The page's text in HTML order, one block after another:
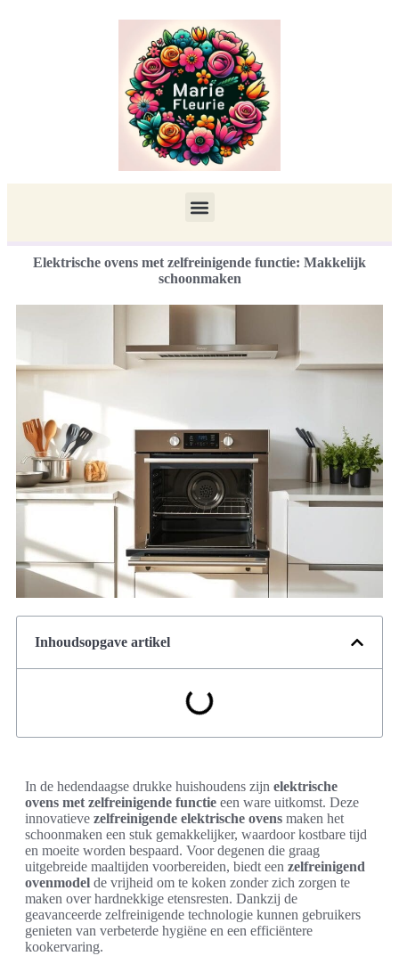
Elektrische ovens met zelfreinigende functie: Makkelijk
schoonmaken
Inhoudsopgave artikel
In de hedendaagse drukke huishoudens zijn elektrische
ovens met zelfreinigende functie een ware uitkomst. Deze
innovatieve zelfreinigende elektrische ovens maken het
schoonmaken een stuk gemakkelijker, waardoor kostbare tijd
en moeite worden bespaard. Voor degenen die graag
uitgebreide maaltijden voorbereiden, biedt een zelfreinigend
ovenmodel de vrijheid om te koken zonder zich zorgen te
maken over hardnekkige etensresten. Dankzij de
geavanceerde zelfreinigende technologie kunnen gebruikers
genieten van verbeterde hygiëne en een efficiëntere
kookervaring.